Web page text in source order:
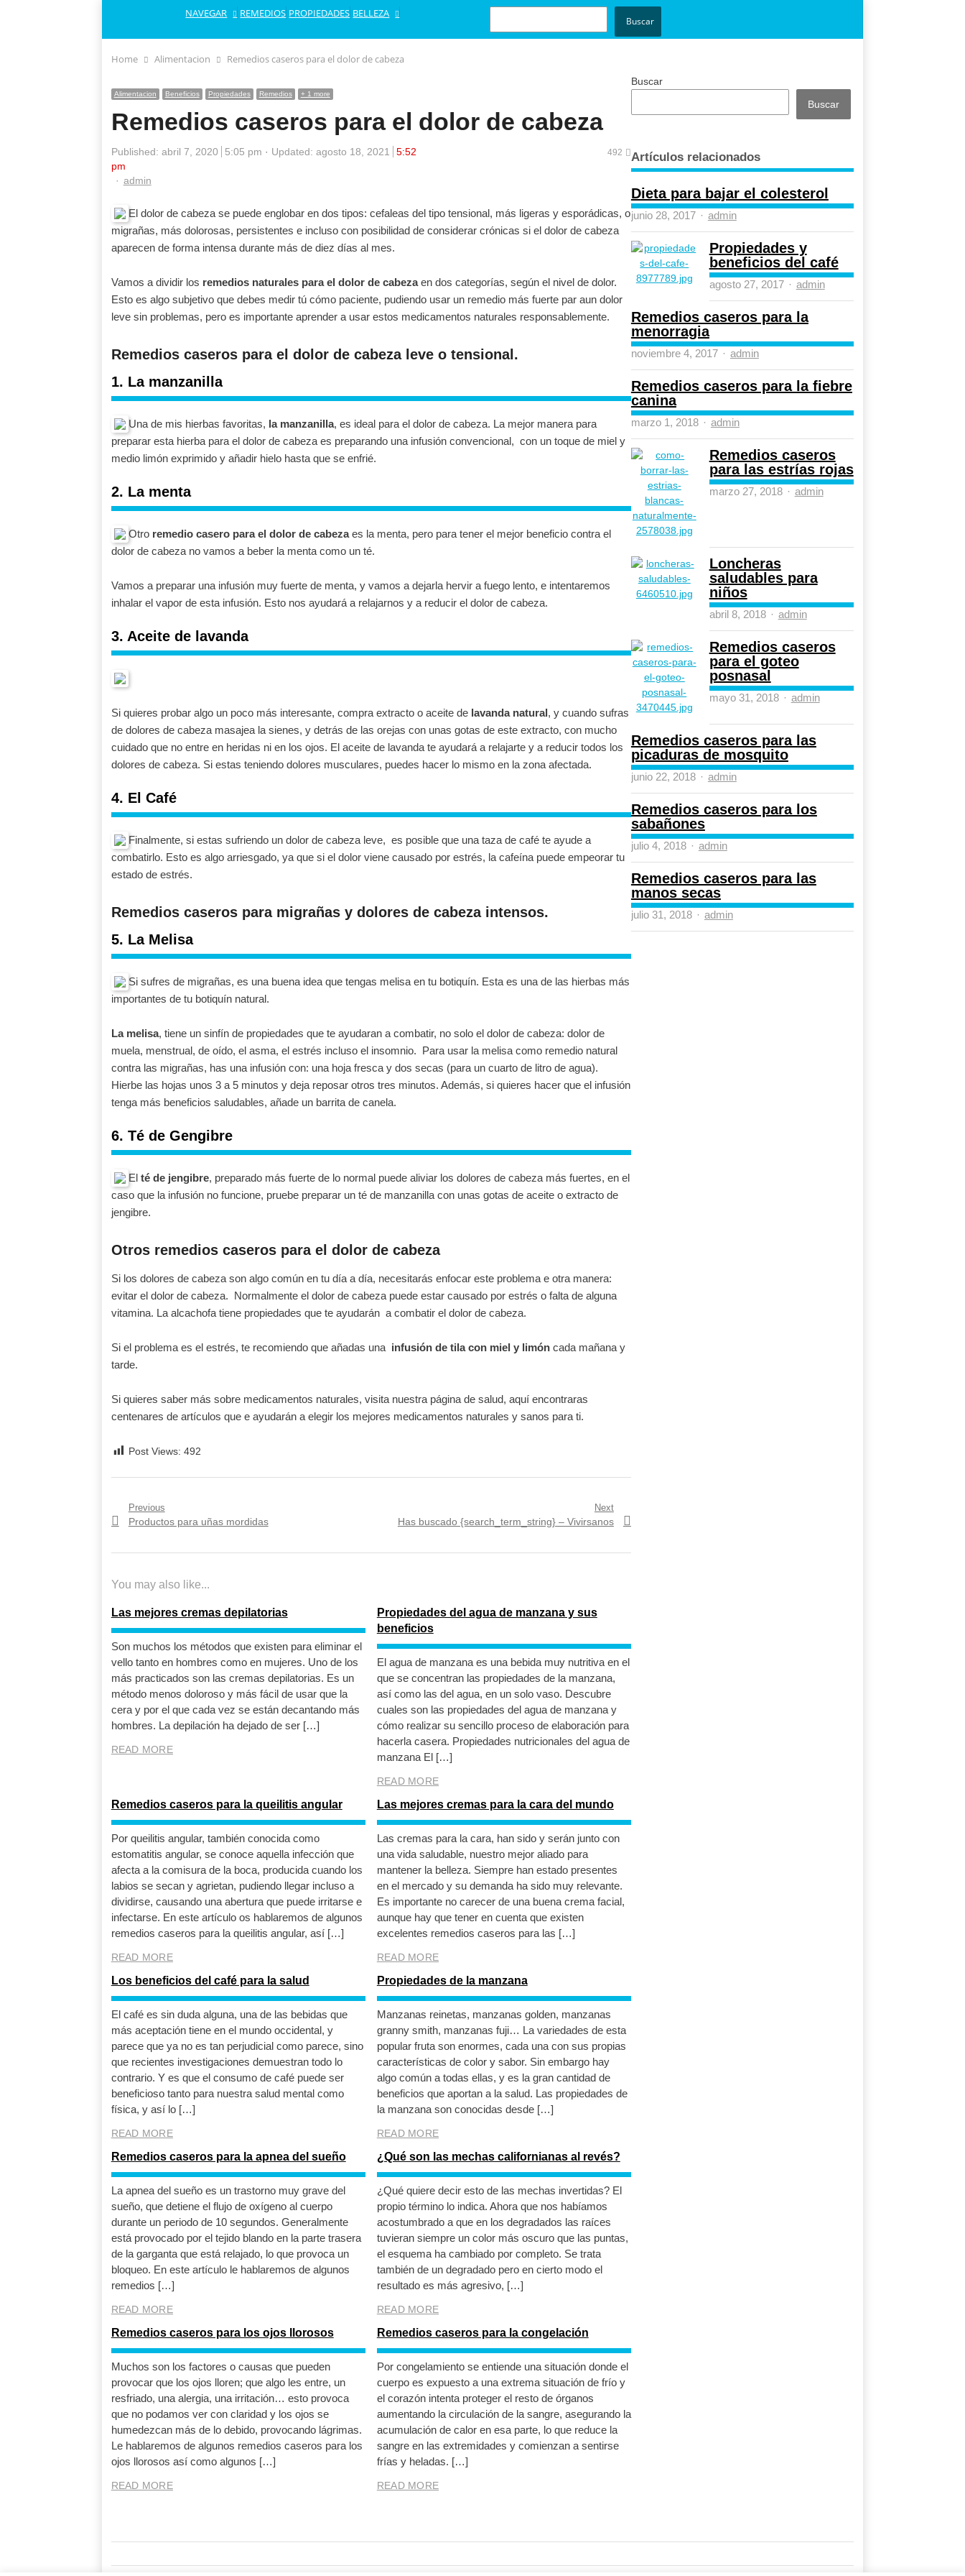
NAVEGAR REMEDIOS PROPIEDADES BELLEZA BUSCAR
Buscar
Home Alimentacion Remedios caseros para el dolor de cabeza
Alimentacion Beneficios Propiedades Remedios + 1 more
Remedios caseros para el dolor de cabeza
Published: abril 7, 2020 5:05 pm Updated: agosto 18, 2021
5:52
pm
Author
admin
492
El dolor de cabeza se puede englobar en dos tipos: cefaleas del tipo tensional, más ligeras y esporádicas, o
migrañas, más dolorosas, persistentes e incluso con posibilidad de considerar crónicas si el dolor de cabeza
aparecen de forma intensa durante más de diez días al mes.
Vamos a dividir los remedios naturales para el dolor de cabezaen dos categorías, según el nivel de dolor.
Esto es algo subjetivo que debes medir tú cómo paciente, pudiendo usar un remedio más fuerte par aun dolor
leve sin problemas, pero es importante aprender a usar estos medicamentos naturales responsablemente.
Remedios caseros para el dolor de cabeza leve o tensional.
1. La manzanilla
Una de mis hierbas favoritas, la manzanilla, es ideal para el dolor de cabeza. La mejor manera para
preparar esta hierba para el dolor de cabeza es preparando una infusión convencional, con un toque de miel y
medio limón exprimido y añadir hielo hasta que se enfrié.
2. La menta
Otro remedio casero para el dolor de cabezaes la menta, pero para tener el mejor beneficio contra el
dolor de cabeza no vamos a beber la menta como un té.
Vamos a preparar una infusión muy fuerte de menta, y vamos a dejarla hervir a fuego lento, e intentaremos
inhalar el vapor de esta infusión. Esto nos ayudará a relajarnos y a reducir el dolor de cabeza.
3. Aceite de lavanda
Si quieres probar algo un poco más interesante, compra extracto o aceite de lavanda natural, y cuando sufras
de dolores de cabeza masajea la sienes, y detrás de las orejas con unas gotas de este extracto, con mucho
cuidado que no entre en heridas ni en los ojos. El aceite de lavanda te ayudará a relajarte y a reducir todos los
dolores de cabeza. Si estas teniendo dolores musculares, puedes hacer lo mismo en la zona afectada.
4. El Café
Finalmente, si estas sufriendo un dolor de cabeza leve, es posible que una taza de café te ayude a
combatirlo. Esto es algo arriesgado, ya que si el dolor viene causado por estrés, la cafeína puede empeorar tu
estado de estrés.
Remedios caseros para migrañas y dolores de cabeza intensos.
5. La Melisa
Si sufres de migrañas, es una buena idea que tengas melisa en tu botiquín. Esta es una de las hierbas más
importantes de tu botiquín natural.
La melisa, tiene un sinfín de propiedades que te ayudaran a combatir, no solo el dolor de cabeza: dolor de
muela, menstrual, de oído, el asma, el estrés incluso el insomnio. Para usar la melisa como remedio natural
contra las migrañas, has una infusión con: una hoja fresca y dos secas (para un cuarto de litro de agua).
Hierbe las hojas unos 3 a 5 minutos y deja reposar otros tres minutos. Además, si quieres hacer que el infusión
tenga más beneficios saludables, añade un barrita de canela.
6. Té de Gengibre
El té de jengibre, preparado más fuerte de lo normal puede aliviar los dolores de cabeza más fuertes, en el
caso que la infusión no funcione, pruebe preparar un té de manzanilla con unas gotas de aceite o extracto de
jengibre.
Otros remedios caseros para el dolor de cabeza
Si los dolores de cabeza son algo común en tu día a día, necesitarás enfocar este problema e otra manera:
evitar el dolor de cabeza. Normalmente el dolor de cabeza puede estar causado por estrés o falta de alguna
vitamina. La alcachofa tiene propiedades que te ayudarán a combatir el dolor de cabeza.
Si el problema es el estrés, te recomiendo que añadas una infusión de tila con miel y limóncada mañana y
tarde.
Si quieres saber más sobre medicamentos naturales, visita nuestra página de salud, aquí encontraras
centenares de artículos que e ayudarán a elegir los mejores medicamentos naturales y sanos para ti.
Post Views: 492
Navegación
Previous
Previous
Productos para uñas mordidas
Next
Next
Has buscado {search_term_string} – Vivirsanos
You may also like...
Las mejores cremas depilatorias
Son muchos los métodos que existen para eliminar el
vello tanto en hombres como en mujeres. Uno de los
más practicados son las cremas depilatorias. Es un
método menos doloroso y más fácil de usar que la
cera y por el que cada vez se están decantando más
hombres. La depilación ha dejado de ser […]
READ MORE
Propiedades del agua de manzana y sus
beneficios
El agua de manzana es una bebida muy nutritiva en el
que se concentran las propiedades de la manzana,
así como las del agua, en un solo vaso. Descubre
cuales son las propiedades del agua de manzana y
cómo realizar su sencillo proceso de elaboración para
hacerla casera. Propiedades nutricionales del agua de
manzana El […]
READ MORE
Remedios caseros para la queilitis angular
Por queilitis angular, también conocida como
estomatitis angular, se conoce aquella infección que
afecta a la comisura de la boca, producida cuando los
labios se secan y agrietan, pudiendo llegar incluso a
dividirse, causando una abertura que puede irritarse e
infectarse. En este artículo os hablaremos de algunos
remedios caseros para la queilitis angular, así […]
READ MORE
Las mejores cremas para la cara del mundo
Las cremas para la cara, han sido y serán junto con
una vida saludable, nuestro mejor aliado para
mantener la belleza. Siempre han estado presentes
en el mercado y su demanda ha sido muy relevante.
Es importante no carecer de una buena crema facial,
aunque hay que tener en cuenta que existen
excelentes remedios caseros para las […]
READ MORE
Los beneficios del café para la salud
El café es sin duda alguna, una de las bebidas que
más aceptación tiene en el mundo occidental, y
parece que ya no es tan perjudicial como parece, sino
que recientes investigaciones demuestran todo lo
contrario. Y es que el consumo de café puede ser
beneficioso tanto para nuestra salud mental como
física, y así lo […]
READ MORE
Propiedades de la manzana
Manzanas reinetas, manzanas golden, manzanas
granny smith, manzanas fuji… La variedades de esta
popular fruta son enormes, cada una con sus propias
características de color y sabor. Sin embargo hay
algo común a todas ellas, y es la gran cantidad de
beneficios que aportan a la salud. Las propiedades de
la manzana son conocidas desde […]
READ MORE
Remedios caseros para la apnea del sueño
La apnea del sueño es un trastorno muy grave del
sueño, que detiene el flujo de oxígeno al cuerpo
durante un periodo de 10 segundos. Generalmente
está provocado por el tejido blando en la parte trasera
de la garganta que está relajado, lo que provoca un
bloqueo. En este artículo le hablaremos de algunos
remedios […]
READ MORE
¿Qué son las mechas californianas al revés?
¿Qué quiere decir esto de las mechas invertidas? El
propio término lo indica. Ahora que nos habíamos
acostumbrado a que en los degradados las raíces
tuvieran siempre un color más oscuro que las puntas,
el esquema ha cambiado por completo. Se trata
también de un degradado pero en cierto modo el
resultado es más agresivo, […]
READ MORE
Remedios caseros para los ojos llorosos
Muchos son los factores o causas que pueden
provocar que los ojos lloren; que algo les entre, un
resfriado, una alergia, una irritación… esto provoca
que no podamos ver con claridad y los ojos se
humedezcan más de lo debido, provocando lágrimas.
Le hablaremos de algunos remedios caseros para los
ojos llorosos así como algunos […]
READ MORE
Remedios caseros para la congelación
Por congelamiento se entiende una situación donde el
cuerpo es expuesto a una extrema situación de frío y
el corazón intenta proteger el resto de órganos
aumentando la circulación de la sangre, asegurando la
acumulación de calor en esa parte, lo que reduce la
sangre en las extremidades y comienzan a sentirse
frías y heladas. […]
READ MORE
Buscar
Buscar
Artículos relacionados
Dieta para bajar el colesterol
junio 28, 2017 Author
admin
Propiedades y
beneficios del café
agosto 27, 2017 Author
admin
Remedios caseros para la
menorragia
noviembre 4, 2017 Author
admin
Remedios caseros para la fiebre
canina
marzo 1, 2018 Author
admin
Remedios caseros
para las estrías rojas
marzo 27, 2018 Author
admin
Loncheras
saludables para
niños
abril 8, 2018 Author
admin
Remedios caseros
para el goteo
posnasal
mayo 31, 2018 Author
admin
Remedios caseros para las
picaduras de mosquito
junio 22, 2018 Author
admin
Remedios caseros para los
sabañones
julio 4, 2018 Author
admin
Remedios caseros para las
manos secas
julio 31, 2018 Author
admin